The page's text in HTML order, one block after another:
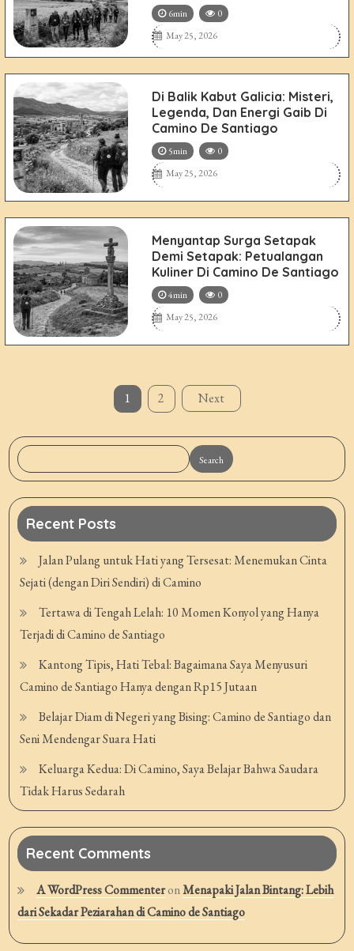
6min
0
May 25, 2026
Di Balik Kabut Galicia: Misteri,
Legenda, Dan Energi Gaib Di
Camino De Santiago
5min
0
May 25, 2026
Menyantap Surga Setapak
Demi Setapak: Petualangan
Kuliner Di Camino De Santiago
4min
0
May 25, 2026
1 2 Next
Search
Recent Posts
Jalan Pulang untuk Hati yang Tersesat: Menemukan Cinta
Sejati (dengan Diri Sendiri) di Camino
Tertawa di Tengah Lelah: 10 Momen Konyol yang Hanya
Terjadi di Camino de Santiago
Kantong Tipis, Hati Tebal: Bagaimana Saya Menyusuri
Camino de Santiago Hanya dengan Rp15 Jutaan
Belajar Diam di Negeri yang Bising: Camino de Santiago dan
Seni Mendengar Suara Hati
Keluarga Kedua: Di Camino, Saya Belajar Bahwa Saudara
Tidak Harus Sedarah
Recent Comments
A WordPress CommenteronMenapaki Jalan Bintang: Lebih
dari Sekadar Peziarahan di Camino de Santiago